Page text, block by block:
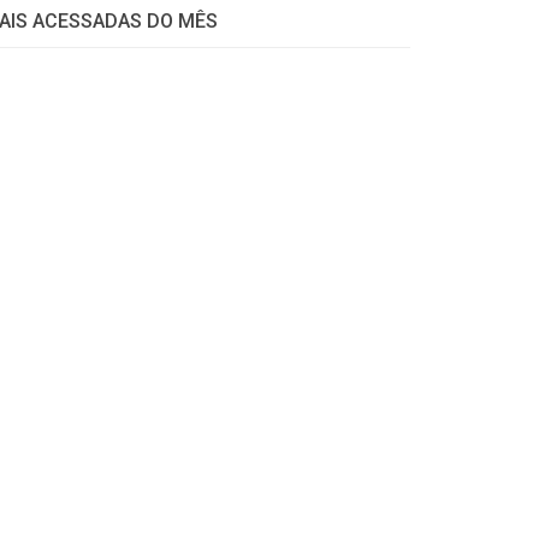
ACESSADAS DO MÊS